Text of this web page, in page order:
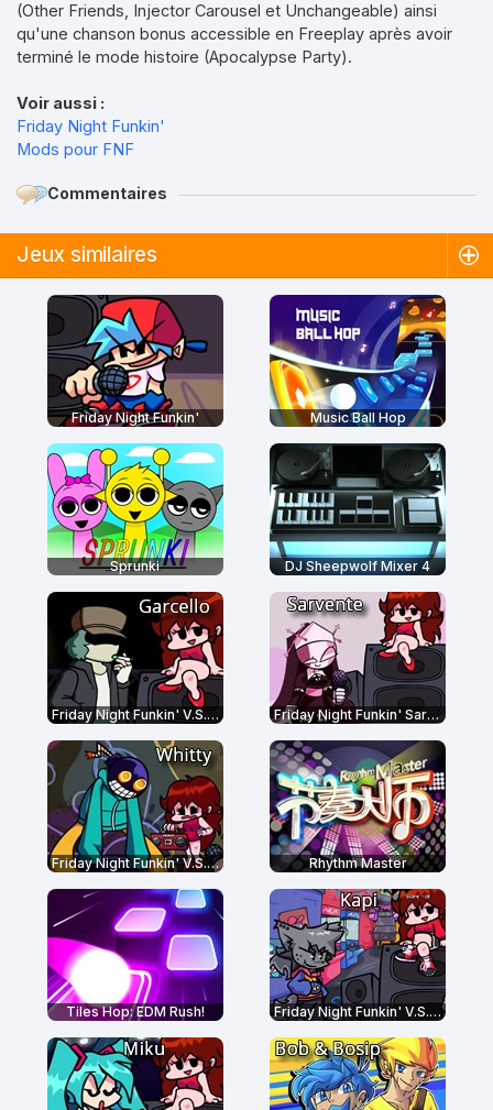
(Other Friends, Injector Carousel et Unchangeable) ainsi
qu'une chanson bonus accessible en Freeplay après avoir
terminé le mode histoire (Apocalypse Party).
Voir aussi :
Friday Night Funkin'
Mods pour FNF
Commentaires
Jeux similaires
Friday Night Funkin' Music Ball Hop
Sprunki DJ Sheepwolf Mixer 4
Friday Night Funkin' V.S. Garcello Friday Night Funkin' Sarvente's Mid-Fight Masses
Friday Night Funkin' V.S. Whitty Full Week Rhythm Master
Tiles Hop: EDM Rush! Friday Night Funkin' V.S. Kapi